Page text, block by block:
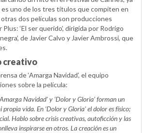
es uno de los tres títulos que compiten en
otras dos películas son producciones
‘El ser querido’, dirigida por Rodrigo
de Javier Calvo y Javier Ambrossi, que
creativo
de ‘Amarga Navidad’, el equipo
sobre la película:
Navidad’ y ‘Dolor y Gloria’ forman un
vida. En ‘Dolor y Gloria’ el dolor es físico;
Hablo sobre crisis creativas, autoficción y las
inspirarse en otros. La creación es un